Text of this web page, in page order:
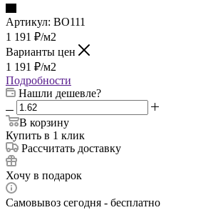
Артикул: BO111
1 191 ₽/м2
Варианты цен
1 191 ₽/м2
Подробности
Нашли дешевле?
В корзину
Купить в 1 клик
Рассчитать доставку
Хочу в подарок
Самовывоз сегодня - бесплатно